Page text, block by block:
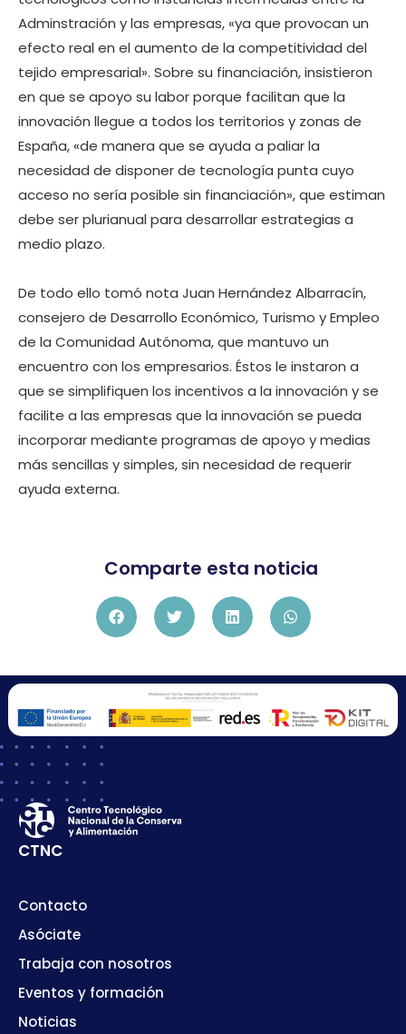
Adminstración y las empresas, «ya que provocan un
efecto real en el aumento de la competitividad del
tejido empresarial». Sobre su financiación, insistieron
en que se apoyo su labor porque facilitan que la
innovación llegue a todos los territorios y zonas de
España, «de manera que se ayuda a paliar la
necesidad de disponer de tecnología punta cuyo
acceso no sería posible sin financiación», que estiman
debe ser plurianual para desarrollar estrategias a
medio plazo.
De todo ello tomó nota Juan Hernández Albarracín,
consejero de Desarrollo Económico, Turismo y Empleo
de la Comunidad Autónoma, que mantuvo un
encuentro con los empresarios. Éstos le instaron a
que se simplifiquen los incentivos a la innovación y se
facilite a las empresas que la innovación se pueda
incorporar mediante programas de apoyo y medias
más sencillas y simples, sin necesidad de requerir
ayuda externa.
Comparte esta noticia
CTNC
Contacto
Asóciate
Trabaja con nosotros
Eventos y formación
Noticias